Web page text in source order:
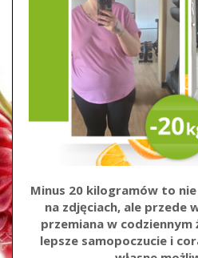
Minus 20 kilogramów to
na zdjęciach, ale przede
przemiana w codziennym
lepsze samopoczucie i